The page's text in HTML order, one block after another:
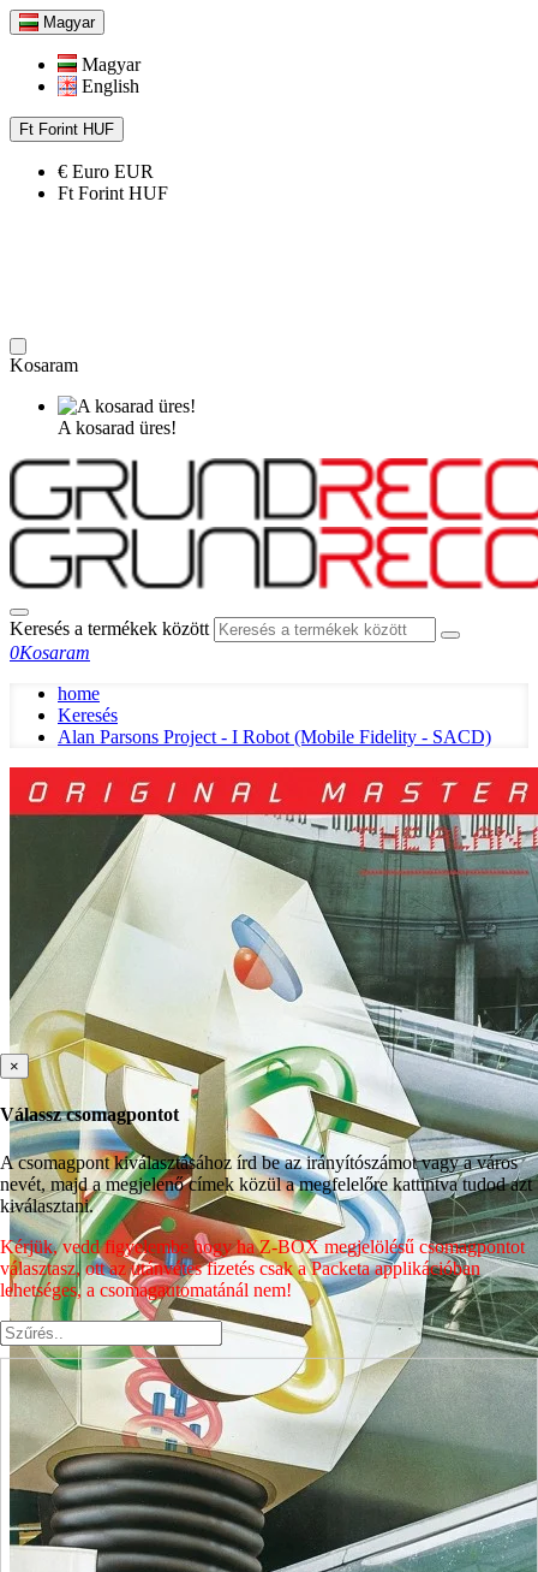
Magyar
Magyar
English
Ft Forint HUF
€ Euro EUR
Ft Forint HUF
Kosaram
A kosarad üres!
Keresés a termékek között
0Kosaram
home
Keresés
Alan Parsons Project - I Robot (Mobile Fidelity - SACD)
×
Válassz csomagpontot
A csomagpont kiválasztásához írd be az irányítószámot vagy a város
nevét, majd a megjelenő címek közül a megfelelőre kattintva tudod azt
kiválasztani.
Kérjük, vedd figyelembe hogy ha Z-BOX megjelölésű csomagpontot
választasz, ott az utánvétes fizetés csak a Packeta applikációban
lehetséges, a csomagautomatánál nem!